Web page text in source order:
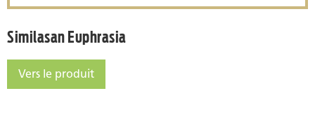
Similasan Euphrasia
Similasan Euphrasia
Vers le produit